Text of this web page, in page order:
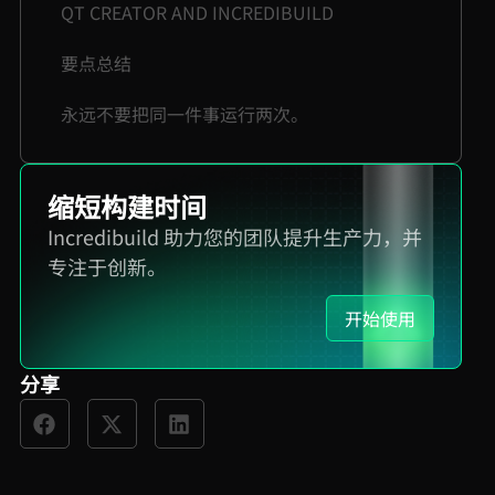
QT CREATOR AND INCREDIBUILD
要点总结
永远不要把同一件事运行两次。
缩短构建时间
Incredibuild 助力您的团队提升生产力，并
专注于创新。
开始使用
分享